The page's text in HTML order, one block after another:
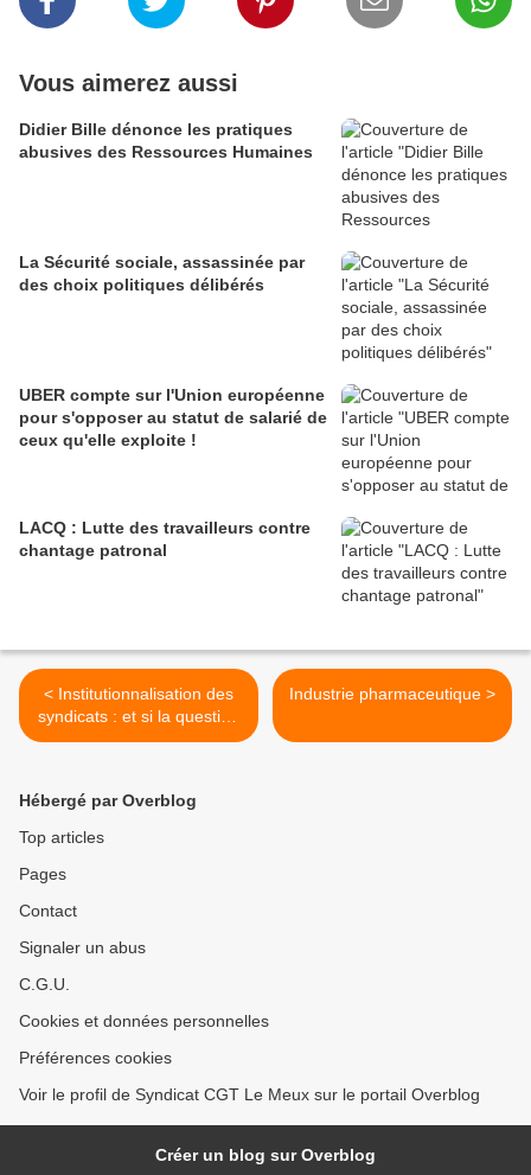
Vous aimerez aussi
Didier Bille dénonce les pratiques
abusives des Ressources Humaines
La Sécurité sociale, assassinée par
des choix politiques délibérés
UBER compte sur l'Union européenne
pour s'opposer au statut de salarié de
ceux qu'elle exploite !
LACQ : Lutte des travailleurs contre
chantage patronal
< Institutionnalisation des
syndicats : et si la question
essentielle était celle du
Industrie pharmaceutique >
Hébergé par Overblog
Top articles
Pages
Contact
Signaler un abus
C.G.U.
Cookies et données personnelles
Préférences cookies
Voir le profil de Syndicat CGT Le Meux sur le portail Overblog
Créer un blog sur Overblog